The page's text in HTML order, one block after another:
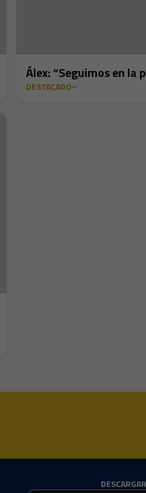
Álex: “Seguimos en la
DESTACADO